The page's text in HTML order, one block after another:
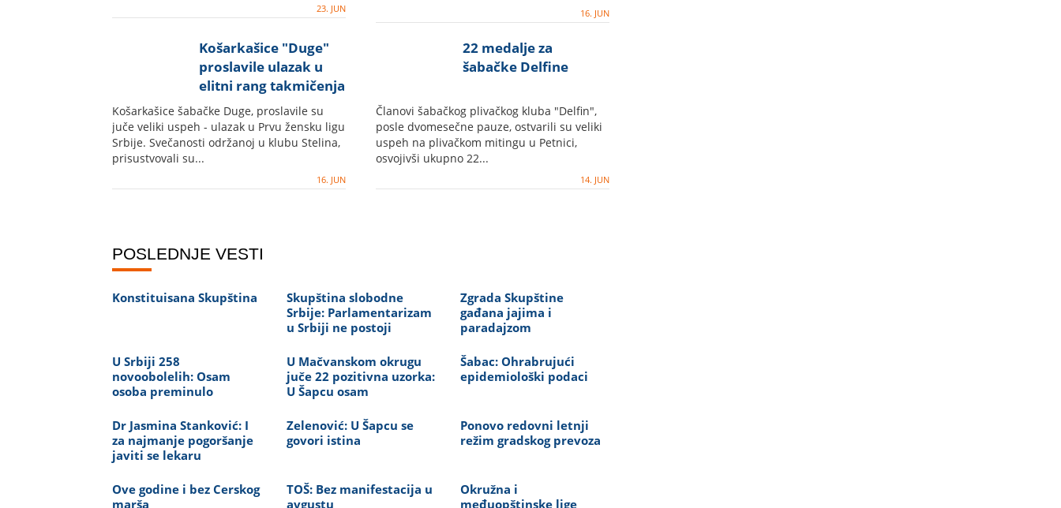
23. JUN 16. JUN
Košarkašice "Duge"
proslavile ulazak u
elitni rang takmičenja
Košarkašice šabačke Duge, proslavile su
juče veliki uspeh - ulazak u Prvu žensku ligu
Srbije. Svečanosti održanoj u klubu Stelina,
prisustvovali su...
16. JUN
22 medalje za
šabačke Delfine
Članovi šabačkog plivačkog kluba "Delfin",
posle dvomesečne pauze, ostvarili su veliki
uspeh na plivačkom mitingu u Petnici,
osvojivši ukupno 22...
14. JUN
POSLEDNJE VESTI
Konstituisana Skupština
Skupština slobodne
Srbije: Parlamentarizam
u Srbiji ne postoji
Zgrada Skupštine
gađana jajima i
paradajzom
U Srbiji 258
novoobolelih: Osam
osoba preminulo
U Mačvanskom okrugu
juče 22 pozitivna uzorka:
U Šapcu osam
Šabac: Ohrabrujući
epidemiološki podaci
Dr Jasmina Stanković: I
za najmanje pogoršanje
javiti se lekaru
Zelenović: U Šapcu se
govori istina
Ponovo redovni letnji
režim gradskog prevoza
Ove godine i bez Cerskog
marša
TOŠ: Bez manifestacija u
avgustu
Okružna i
međuopštinske lige